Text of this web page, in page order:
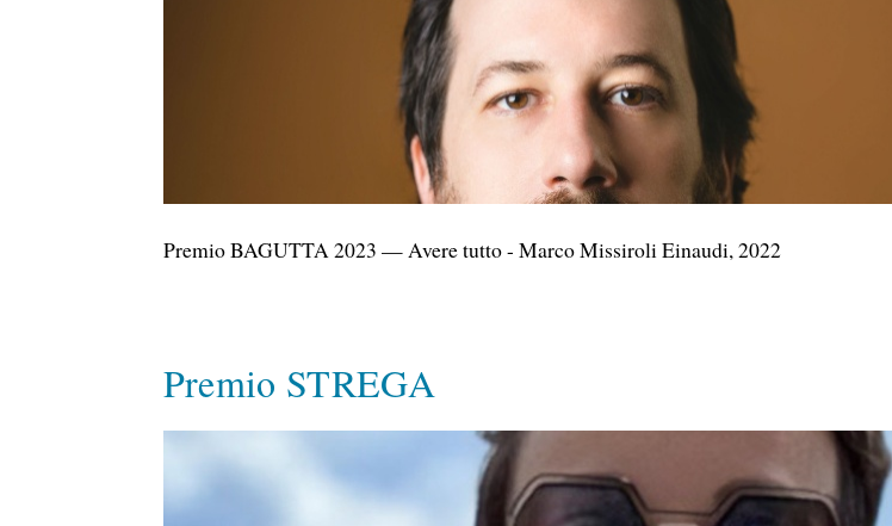
Premio BAGUTTA 2023 — Avere tutto - Marco Missiroli Einaudi, 2022
Premio STREGA